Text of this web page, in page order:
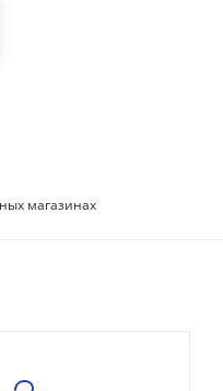
магазинах